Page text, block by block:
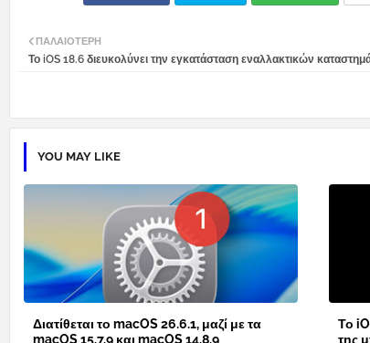
ΠΑΛΑΙΌΤΕΡΗ
Το iOS 18.6 διευκολύνει την εγκατάσταση εναλλακτικών
YOU MAY LIKE
Διατίθεται το macOS 26.6.1, μαζί με τα
macOS 15.7.9 και macOS 14.8.9
Το
της